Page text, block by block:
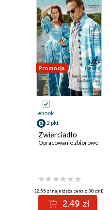
Promocja
ebook
2 pkt
Zwierciadło
Opracowanie zbiorowe
(2,55 zł najniższa cena z 30 dni)
2.49 zł